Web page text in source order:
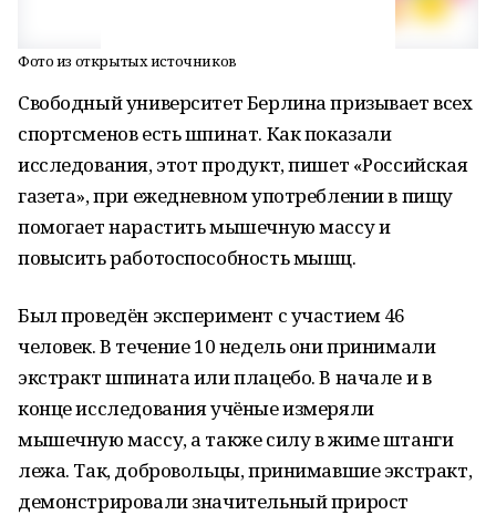
Фото из открытых источников
Свободный университет Берлина призывает всех
спортсменов есть шпинат. Как показали
исследования, этот продукт, пишет «Российская
газета», при ежедневном употреблении в пищу
помогает нарастить мышечную массу и
повысить работоспособность мышц.
Был проведён эксперимент с участием 46
человек. В течение 10 недель они принимали
экстракт шпината или плацебо. В начале и в
конце исследования учёные измеряли
мышечную массу, а также силу в жиме штанги
лежа. Так, добровольцы, принимавшие экстракт,
демонстрировали значительный прирост